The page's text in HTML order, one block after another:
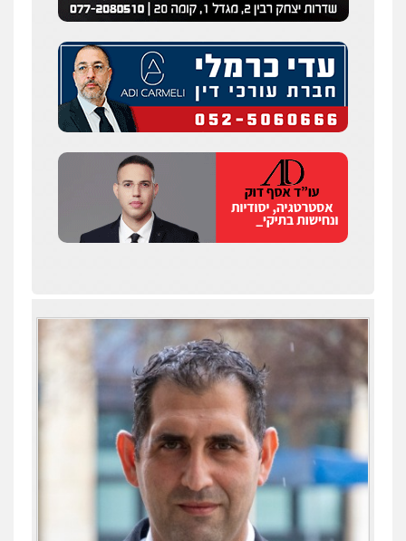
עו"ד תומר נוה
פלילי מעצרים וחקירות עבירות המתה עורכי
דין לענייני אסירים
0507913332
עו"ד איהאב ג'לג'ולי
פלילי מעצרים וחקירות עורכי דין לענייני
אסירים
0505216700
עו"ד שלומי שרון
פלילי צבאי מעצרים וחקירות